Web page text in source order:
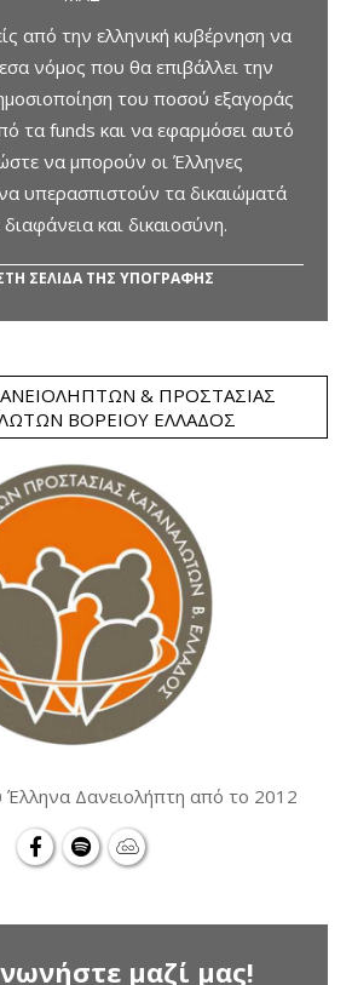
από την ελληνική κυβέρνηση να
νόμος που θα επιβάλλει την
του ποσού εξαγοράς
τα funds και να εφαρμόσει αυτό
να μπορούν οι Έλληνες
υπερασπιστούν τα δικαιώματά
και δικαιοσύνη.
ΣΕΛΙΔΑ ΤΗΣ ΥΠΟΓΡΑΦΗΣ
& ΠΡΟΣΤΑΣΊΑΣ
ΒΟΡΕΊΟΥ ΕΛΛΆΔΟΣ
Δανειολήπτη από το 2012
μαζί μας!